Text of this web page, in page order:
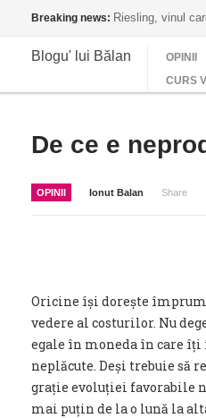
Breaking news: Riesling, vinul
Blogu' lui Bălan OPINII
CURS
De ce e
OPINII Ionut Balan Share
Oricine își dorește
vedere al costurilor. Nu
egale în moneda în care îți
neplăcute. Deși trebuie să
grație evoluției favorabile
mai puțin de la o lună la